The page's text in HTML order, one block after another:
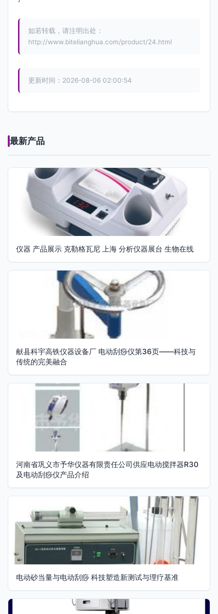
如若转载，请注明出处：
http://www.bitelianghua.com/product/24.html
更新时间：2026-08-06 02:00:54
最新产品
仪器 产品展示 克勒格瓦尼 上海 分析仪器展台 生物在线
献县科宇高铁仪器设备厂 电动刮痧仪第36页——科技与
传统的完美融合
河南省巩义市予华仪器有限责任公司供应电动搅拌器R30
及电动刮痧仪产品介绍
电动砂当量与电动刮痧 科技塑造新测试与理疗基准